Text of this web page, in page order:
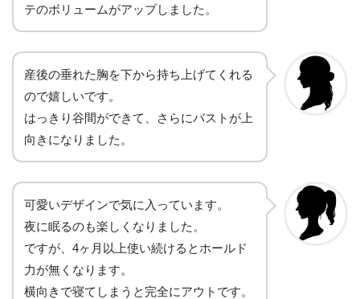
テのボリュームがアップしました。
産後の垂れた胸を下から持ち上げてくれる
ので嬉しいです。
はっきり谷間ができて、さらにバストが上
向きになりました。
可愛いデザインで気に入っています。
夜に眠るのも楽しくなりました。
ですが、4ヶ月以上使い続けるとホールド
力が無くなります。
横向きで寝てしまうと完全にアウトです。